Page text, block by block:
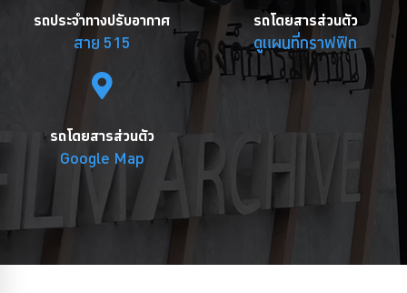
รถประจำทางปรับอากาศ
สาย 515
รถโดยสารส่วนตัว
ดูแผนที่กราฟฟิก
รถโดยสารส่วนตัว
Google Map